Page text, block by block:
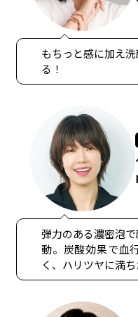
もちっと感に加え
る！
弾力のある濃密泡
動。炭酸効果で血
く、ハリツヤに満